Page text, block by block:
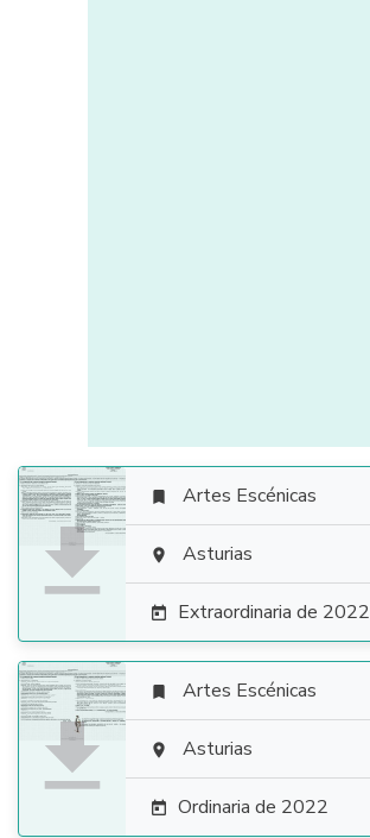

 Artes Escénicas
 Asturias
 Extraordinaria de 2022

 Artes Escénicas
 Asturias
 Ordinaria de 2022